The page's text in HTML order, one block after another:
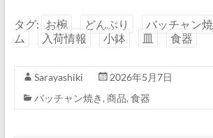
タグ: お椀 どんぶり バッチャン
ム
入荷情報 小鉢 皿 食器
Sarayashiki
2026年5月7日
バッチャン焼き , 商品, 食器